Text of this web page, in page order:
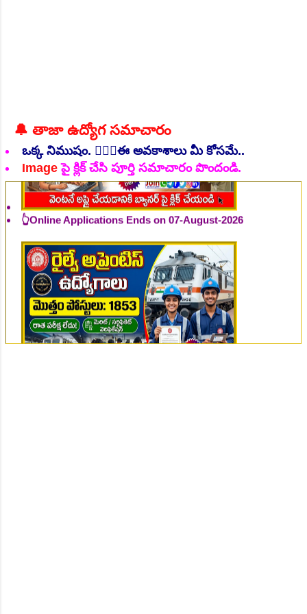
🔔 తాజా ఉద్యోగ సమాచారం
ఒక్క నిముషం. 💁🏻‍♂️ఈ అవకాశాలు మీ కోసమే..
Imageపై క్లిక్ చేసి పూర్తి సమాచారం పొందండి.
👆Online Applications Ends on 07-August-2026
👆Online Applications Ends on 07-August-2026